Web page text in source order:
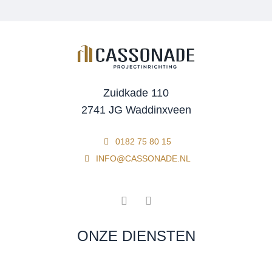
Zuidkade 110
2741 JG Waddinxveen
0182 75 80 15
INFO@CASSONADE.NL
ONZE DIENSTEN